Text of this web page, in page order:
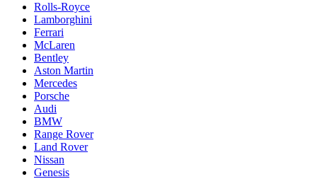
Rolls-Royce
Lamborghini
Ferrari
McLaren
Bentley
Aston Martin
Mercedes
Porsche
Audi
BMW
Range Rover
Land Rover
Nissan
Genesis